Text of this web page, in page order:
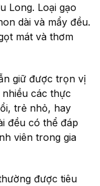
Long. Loại gạo
dài và mẩy đều.
mát và thơm
giữ được trọn vị
các thực
trẻ nhỏ, hay
đều có thể đáp
viên trong gia
được tiêu